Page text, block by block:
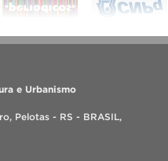
e Urbanismo
Pelotas - RS - BRASIL,